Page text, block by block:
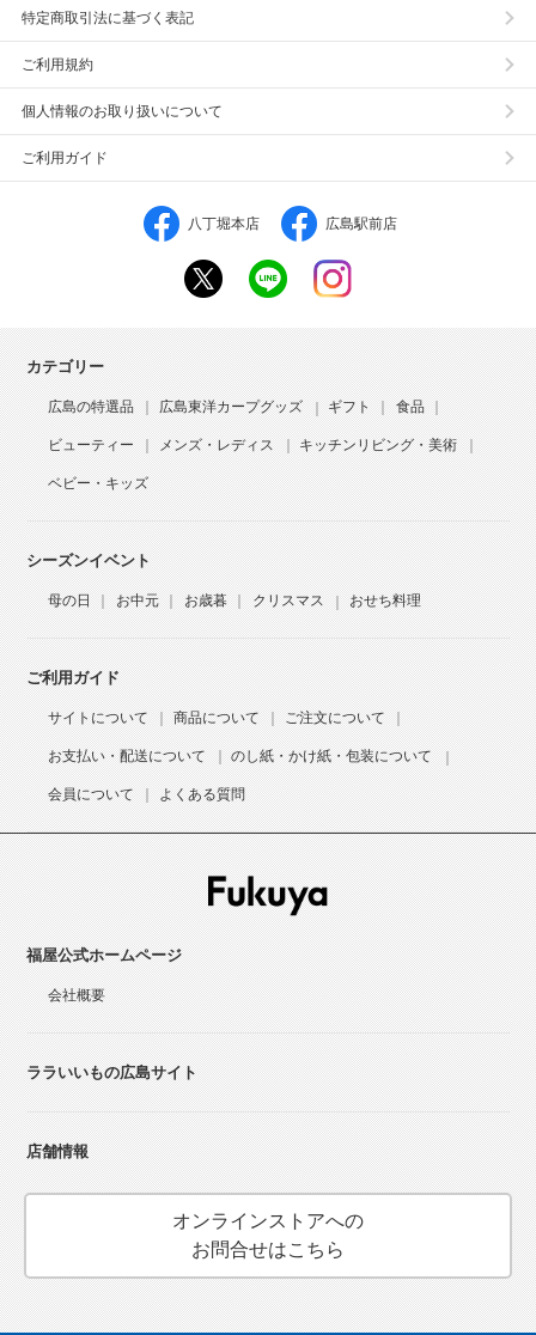
特定商取引法に基づく表記
ご利用規約
個人情報のお取り扱いについて
ご利用ガイド
八丁堀本店 広島駅前店
カテゴリー
広島の特選品 広島東洋カープグッズ ギフト 食品
ビューティー メンズ・レディス キッチンリビング・美術
ベビー・キッズ
シーズンイベント
母の日 お中元 お歳暮 クリスマス おせち料理
ご利用ガイド
サイトについて 商品について ご注文について
お支払い・配送について のし紙・かけ紙・包装について
会員について よくある質問
福屋公式ホームページ
会社概要
ララいいもの広島サイト
店舗情報
オンラインストアへの
お問合せはこちら